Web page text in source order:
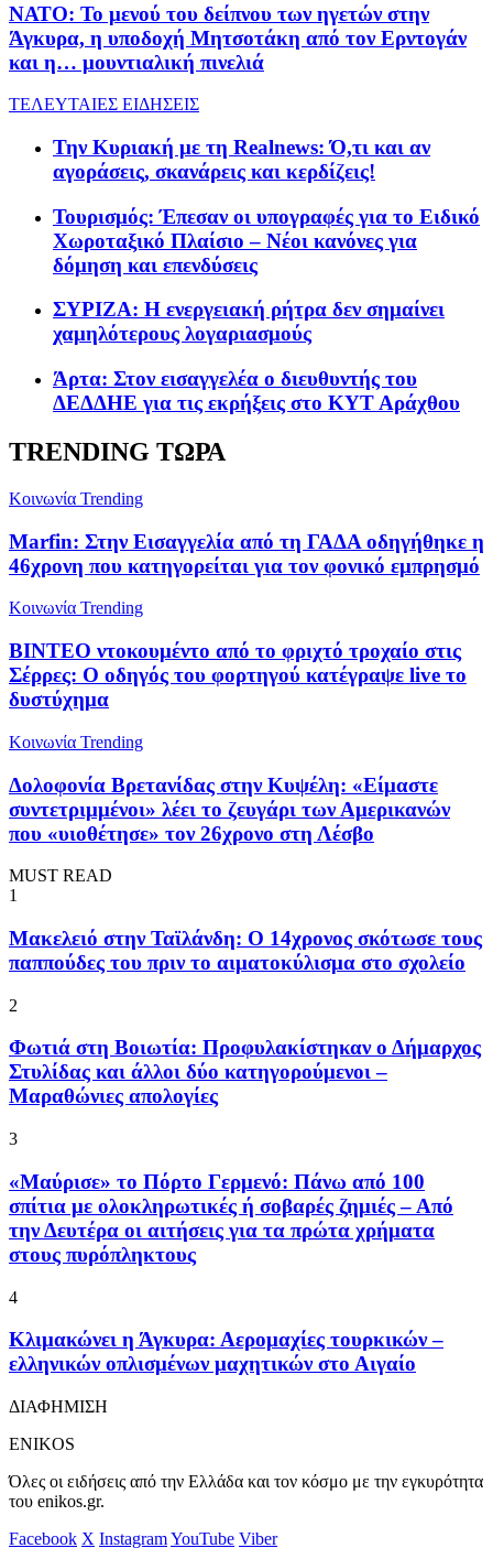
ΝΑΤΟ: Το μενού του δείπνου των ηγετών στην
Άγκυρα, η υποδοχή Μητσοτάκη από τον Ερντογάν
και η… μουντιαλική πινελιά
ΤΕΛΕΥΤΑΙΕΣ ΕΙΔΗΣΕΙΣ
Την Κυριακή με τη Realnews: Ό,τι και αν
αγοράσεις, σκανάρεις και κερδίζεις!
Τουρισμός: Έπεσαν οι υπογραφές για το Ειδικό
Χωροταξικό Πλαίσιο – Νέοι κανόνες για
δόμηση και επενδύσεις
ΣΥΡΙΖΑ: Η ενεργειακή ρήτρα δεν σημαίνει
χαμηλότερους λογαριασμούς
Άρτα: Στον εισαγγελέα ο διευθυντής του
ΔΕΔΔΗΕ για τις εκρήξεις στο ΚΥΤ Αράχθου
TRENDING ΤΩΡΑ
Κοινωνία Trending
Marfin: Στην Εισαγγελία από τη ΓΑΔΑ οδηγήθηκε η
46χρονη που κατηγορείται για τον φονικό εμπρησμό
Κοινωνία Trending
ΒΙΝΤΕΟ ντοκουμέντο από το φριχτό τροχαίο στις
Σέρρες: Ο οδηγός του φορτηγού κατέγραψε live το
δυστύχημα
Κοινωνία Trending
Δολοφονία Βρετανίδας στην Κυψέλη: «Είμαστε
συντετριμμένοι» λέει το ζευγάρι των Αμερικανών
που «υιοθέτησε» τον 26χρονο στη Λέσβο
MUST READ
1
Μακελειό στην Ταϊλάνδη: Ο 14χρονος σκότωσε τους
παππούδες του πριν το αιματοκύλισμα στο σχολείο
2
Φωτιά στη Βοιωτία: Προφυλακίστηκαν ο Δήμαρχος
Στυλίδας και άλλοι δύο κατηγορούμενοι –
Μαραθώνιες απολογίες
3
«Μαύρισε» το Πόρτο Γερμενό: Πάνω από 100
σπίτια με ολοκληρωτικές ή σοβαρές ζημιές – Από
την Δευτέρα οι αιτήσεις για τα πρώτα χρήματα
στους πυρόπληκτους
4
Κλιμακώνει η Άγκυρα: Αερομαχίες τουρκικών –
ελληνικών οπλισμένων μαχητικών στο Αιγαίο
ΔΙΑΦΗΜΙΣΗ
ENIKOS
Όλες οι ειδήσεις από την Ελλάδα και τον κόσμο με την εγκυρότητα
του enikos.gr.
Facebook X InstagramYouTube Viber